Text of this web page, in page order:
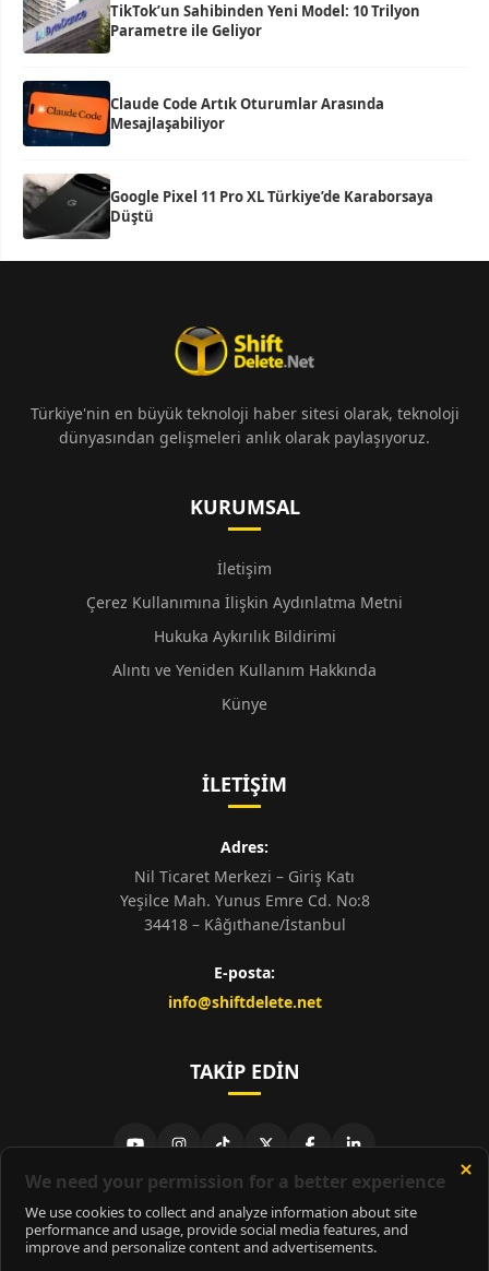
TikTok’un Sahibinden Yeni Model: 10 Trilyon
Parametre ile Geliyor
Claude Code Artık Oturumlar Arasında
Mesajlaşabiliyor
Google Pixel 11 Pro XL Türkiye’de Karaborsaya
Düştü
Türkiye'nin en büyük teknoloji haber sitesi olarak, teknoloji
dünyasından gelişmeleri anlık olarak paylaşıyoruz.
KURUMSAL
İletişim
Çerez Kullanımına İlişkin Aydınlatma Metni
Hukuka Aykırılık Bildirimi
Alıntı ve Yeniden Kullanım Hakkında
Künye
İLETIŞIM
Adres:
Nil Ticaret Merkezi – Giriş Katı
Yeşilce Mah. Yunus Emre Cd. No:8
34418 – Kâğıthane/İstanbul
E-posta:
info@shiftdelete.net
TAKIP EDIN